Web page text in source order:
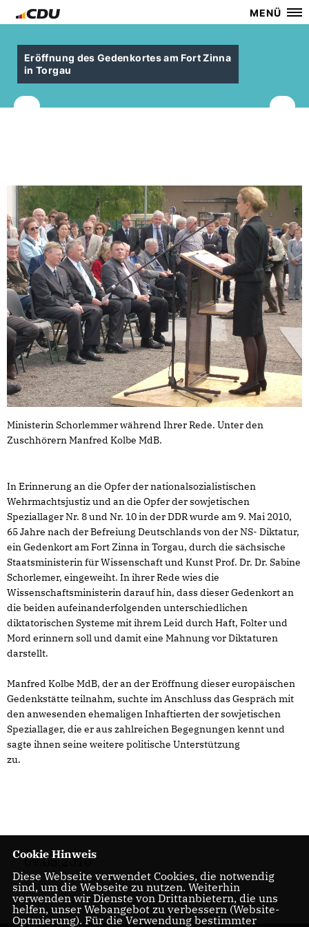
MENÜ
Eröffnung des Gedenkortes am Fort Zinna
in Torgau
Ministerin Schorlemmer während Ihrer Rede. Unter den
Zuschhörern Manfred Kolbe MdB.
In Erinnerung an die Opfer der nationalsozialistischen
Wehrmachtsjustiz und an die Opfer der sowjetischen
Speziallager Nr. 8 und Nr. 10 in der DDR wurde am 9. Mai 2010,
65 Jahre nach der Befreiung Deutschlands von der NS- Diktatur,
ein Gedenkort am Fort Zinna in Torgau, durch die sächsische
Staatsministerin für Wissenschaft und Kunst Prof. Dr. Dr. Sabine
Schorlemer, eingeweiht. In ihrer Rede wies die
Wissenschaftsministerin darauf hin, dass dieser Gedenkort an
die beiden aufeinanderfolgenden unterschiedlichen
diktatorischen Systeme mit ihrem Leid durch Haft, Folter und
Mord erinnern soll und damit eine Mahnung vor Diktaturen
darstellt.
Manfred Kolbe MdB, der an der Eröffnung dieser europäischen
Gedenkstätte teilnahm, suchte im Anschluss das Gespräch mit
den anwesenden ehemaligen Inhaftierten der sowjetischen
Speziallager, die er aus zahlreichen Begegnungen kennt und
sagte ihnen seine weitere politische Unterstützung
zu.
09.05.2010
Cookie Hinweis
Diese Webseite verwendet Cookies, die notwendig
sind, um die Webseite zu nutzen. Weiterhin
verwenden wir Dienste von Drittanbietern, die uns
helfen, unser Webangebot zu verbessern (Website-
Optmierung). Für die Verwendung bestimmter